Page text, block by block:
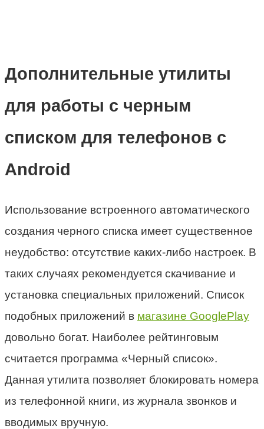
Дополнительные утилиты
для работы с черным
списком для телефонов с
Android
Использование встроенного автоматического
создания черного списка имеет существенное
неудобство: отсутствие каких-либо настроек. В
таких случаях рекомендуется скачивание и
установка специальных приложений. Список
подобных приложений в магазине GooglePlay
довольно богат. Наиболее рейтинговым
считается программа «Черный список».
Данная утилита позволяет блокировать номера
из телефонной книги, из журнала звонков и
вводимых вручную.